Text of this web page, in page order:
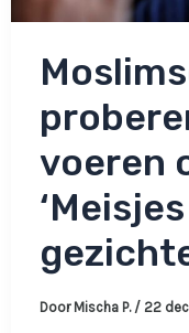
voeren
Door Mischa P. / 22